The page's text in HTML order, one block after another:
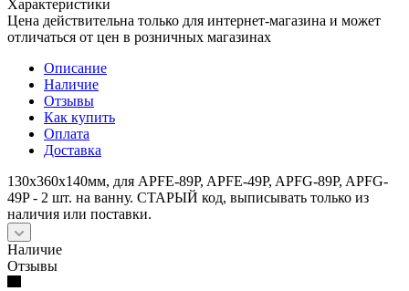
Характеристики
Цена действительна только для интернет-магазина и может
отличаться от цен в розничных магазинах
Описание
Наличие
Отзывы
Как купить
Оплата
Доставка
130x360x140мм, для APFE-89P, APFE-49P, APFG-89P, APFG-
49P - 2 шт. на ванну. СТАРЫЙ код, выписывать только из
наличия или поставки.
Наличие
Отзывы